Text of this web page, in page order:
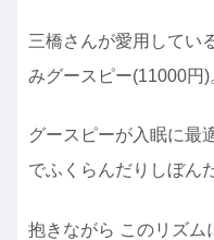
三橋さんが愛用してい
みグースピー(11000円)
グースピーが入眠に最
でふくらんだりしぼん
抱きながら このリズム